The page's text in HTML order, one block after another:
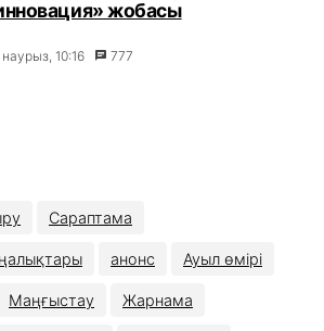
жобасы
наурыз, 10:16 777
Сараптама
анонс Ауыл өмірі
Маңғыстау Жарнама